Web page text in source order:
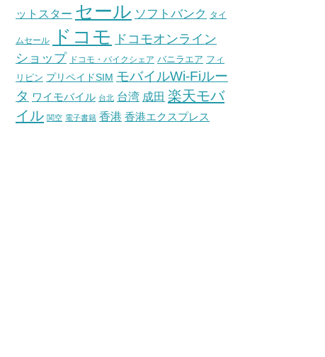
ットスター セール ソフトバンク タイ
ムセール ドコモ
ドコモオンライン
ショップ ドコモ・バイクシェア バニラエア フィ
リピン プリペイドSIM モバイルWi-Fiルー
タ ワイモバイル 台北 台湾 成田 楽天モバ
イル 関空 電子書籍 香港 香港エクスプレス